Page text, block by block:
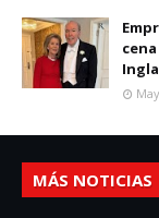
MÁS NOTICIAS